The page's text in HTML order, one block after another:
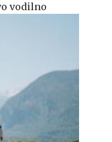
vodilno